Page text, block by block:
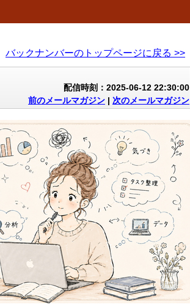
バックナンバーのトップページに戻る >>
配信時刻：2025-06-12 22:30:00
前のメールマガジン | 次のメールマガジン